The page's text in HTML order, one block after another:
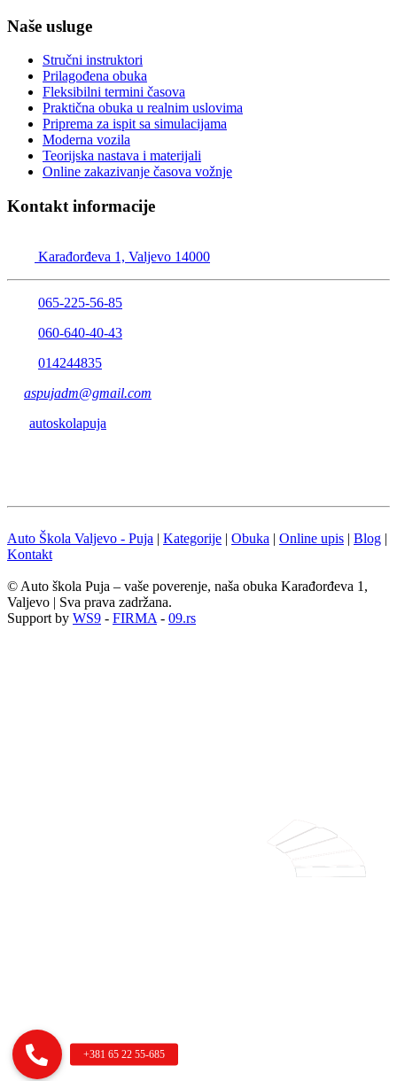
Naše usluge
Stručni instruktori
Prilagođena obuka
Fleksibilni termini časova
Praktična obuka u realnim uslovima
Priprema za ispit sa simulacijama
Moderna vozila
Teorijska nastava i materijali
Online zakazivanje časova vožnje
Kontakt informacije
Karađorđeva 1, Valjevo 14000
065-225-56-85
060-640-40-43
014244835
aspujadm@gmail.com
autoskolapuja
Auto Škola Valjevo - Puja | Kategorije | Obuka | Online upis | Blog |
Kontakt
© Auto škola Puja – vaše poverenje, naša obuka Karađorđeva 1,
Valjevo | Sva prava zadržana.
Support by WS9 - FIRMA - 09.rs